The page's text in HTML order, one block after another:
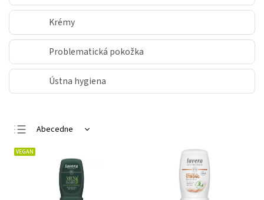
Krémy
Problematická pokožka
Ústna hygiena
Abecedne
Najdrahšie
Najpredávanejšie
VEGAN